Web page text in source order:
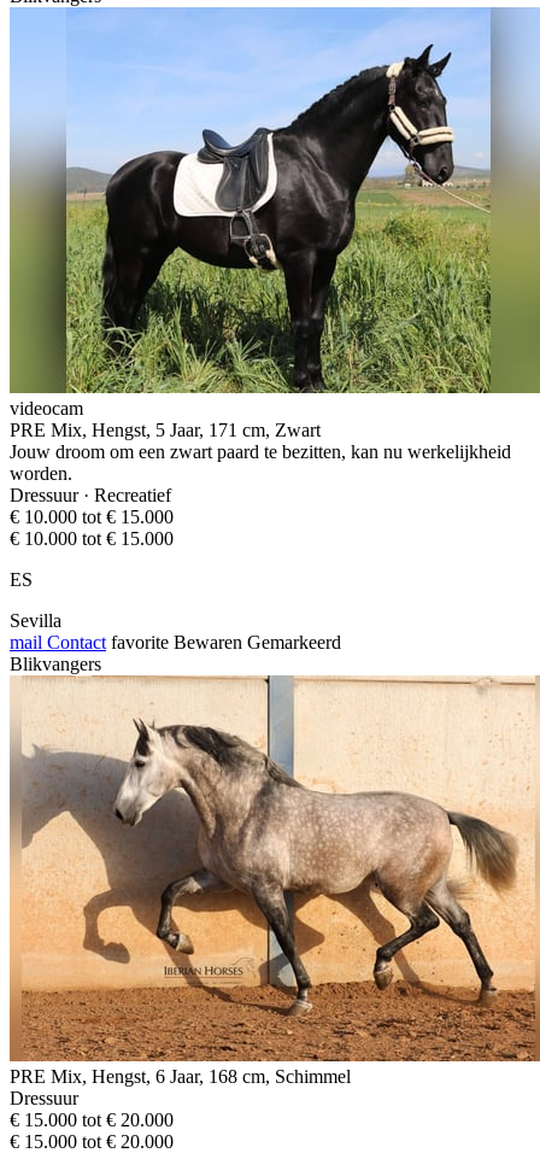
videocam
PRE Mix, Hengst, 5 Jaar, 171 cm, Zwart
Jouw droom om een zwart paard te bezitten, kan nu werkelijkheid
worden.
Dressuur · Recreatief
€ 10.000 tot € 15.000
€ 10.000 tot € 15.000
ES
Sevilla
mail Contact favorite Bewaren Gemarkeerd
Blikvangers
PRE Mix, Hengst, 6 Jaar, 168 cm, Schimmel
Dressuur
€ 15.000 tot € 20.000
€ 15.000 tot € 20.000